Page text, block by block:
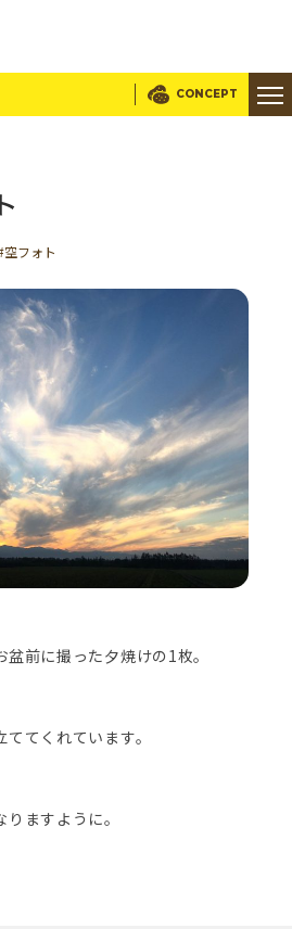
ゃがいもDialy CONCEPT
空フォト
前に撮った夕焼けの1枚。
てくれています。
ますように。